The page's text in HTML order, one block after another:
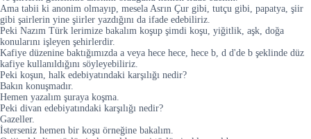
Ama tabii ki anonim olmayıp, mesela Asrın Çur gibi, tutçu gibi, papatya, şiir
gibi şairlerin yine şiirler yazdığını da ifade edebiliriz.
Peki Nazım Türk lerimize bakalım koşup şimdi koşu, yiğitlik, aşk, doğa
konularını işleyen şehirlerdir.
Kafiye düzenine baktığımızda a veya hece hece, hece b, d d'de b şeklinde düz
kafiye kullanıldığını söyleyebiliriz.
Peki koşun, halk edebiyatındaki karşılığı nedir?
Bakın konuşmadır.
Hemen yazalım şuraya koşma.
Peki divan edebiyatındaki karşılığı nedir?
Gazeller.
İsterseniz hemen bir koşu örneğine bakalım.